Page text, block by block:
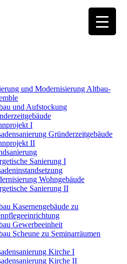
und Modernisierung Altbau-
und Aufstockung
I
Gründerzeitgebäude
II
Sanierung I
Wohngebäude
Sanierung II
Kasernengebäude zu
Gewerbeeinheit
Scheune zu Seminarräumen
Kirche I
Kirche II